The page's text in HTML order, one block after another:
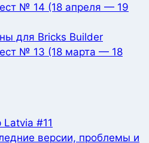
№ 14 (18 апреля — 19
для Bricks Builder
№ 13 (18 марта — 18
#11
версии, проблемы и